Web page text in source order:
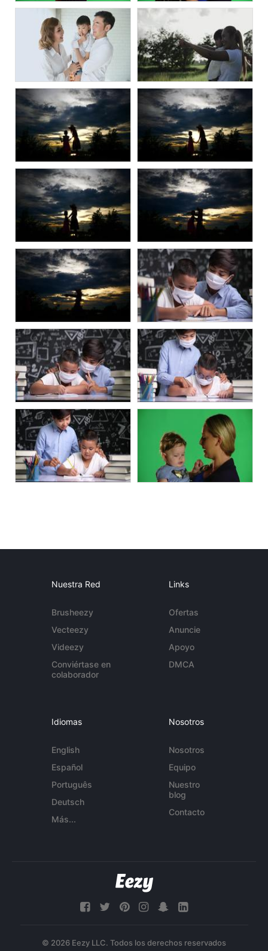
Nuestra Red
Brusheezy
Vecteezy
Videezy
Conviértase en
colaborador
Links
Ofertas
Anuncie
Apoyo
DMCA
Idiomas
English
Español
Português
Deutsch
Más...
Nosotros
Nosotros
Equipo
Nuestro
blog
Contacto
© 2026 Eezy LLC. Todos los derechos reservados